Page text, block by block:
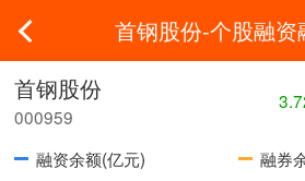
首钢股份-个股融资
首钢股份
000959
融资余额(亿元) 融券